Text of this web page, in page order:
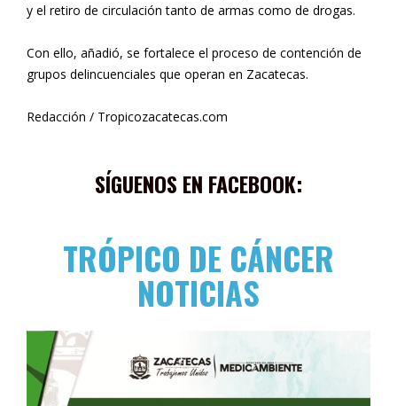
y el retiro de circulación tanto de armas como de drogas.
Con ello, añadió, se fortalece el proceso de contención de
grupos delincuenciales que operan en Zacatecas.
Redacción / Tropicozacatecas.com
SÍGUENOS EN FACEBOOK:
TRÓPICO DE CÁNCER
NOTICIAS